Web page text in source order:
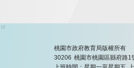
:::
桃園市政府教育局版權所有
30206 桃園市桃園區縣府路1